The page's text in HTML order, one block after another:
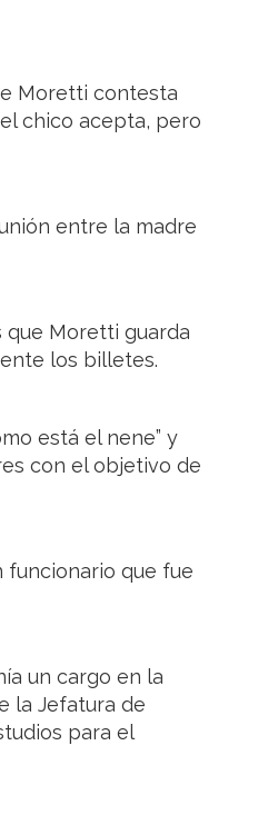
Moretti contesta
chico acepta, pero
entre la madre
que Moretti guarda
los billetes.
está el nene” y
con el objetivo de
funcionario que fue
un cargo en la
la Jefatura de
para el